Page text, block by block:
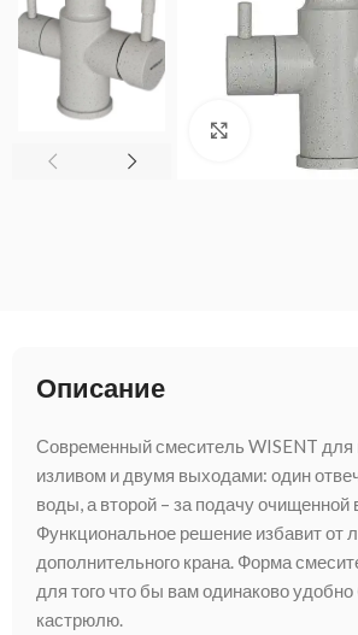
Нажмите,
Описание
Современный смеситель WISENT
изливом и двумя выходами: один
воды, а второй – за подачу
Функциональное решение избавит от
дополнительного крана. Форма
для того что бы вам одинаково
кастрюлю.